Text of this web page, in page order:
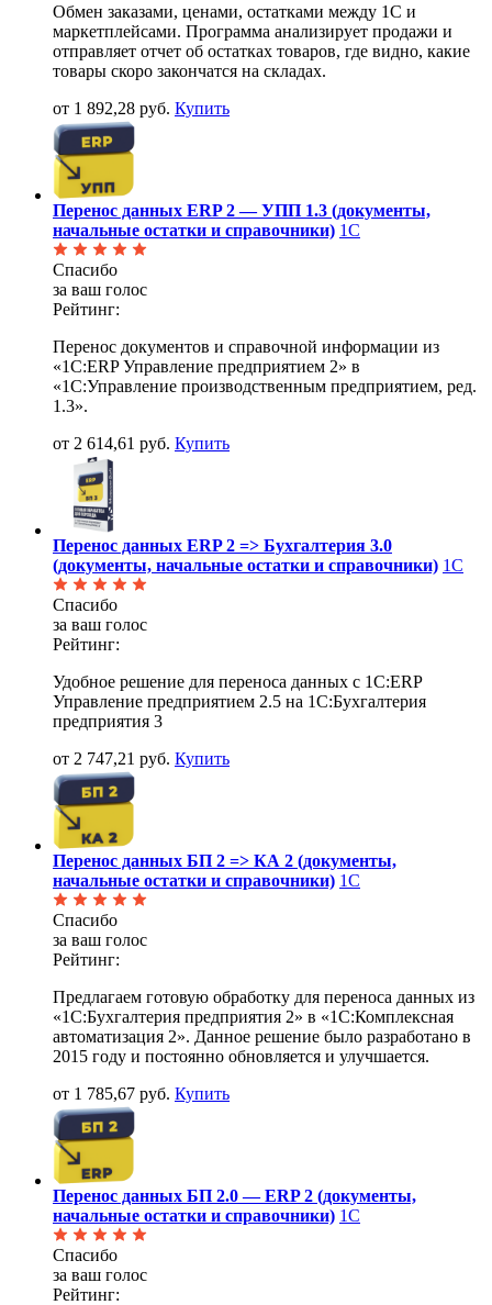
Обмен заказами, ценами, остатками между 1С и
маркетплейсами. Программа анализирует продажи и
отправляет отчет об остатках товаров, где видно, какие
товары скоро закончатся на складах.
от 1 892,28 руб. Купить
Перенос данных ERP 2 — УПП 1.3 (документы,
начальные остатки и справочники) 1С
Спасибо
за ваш голос
Рейтинг:
Перенос документов и справочной информации из
«1С:ERP Управление предприятием 2» в
«1С:Управление производственным предприятием, ред.
1.3».
от 2 614,61 руб. Купить
Перенос данных ERP 2 => Бухгалтерия 3.0
(документы, начальные остатки и справочники) 1С
Спасибо
за ваш голос
Рейтинг:
Удобное решение для переноса данных с 1С:ERP
Управление предприятием 2.5 на 1С:Бухгалтерия
предприятия 3
от 2 747,21 руб. Купить
Перенос данных БП 2 => КА 2 (документы,
начальные остатки и справочники) 1С
Спасибо
за ваш голос
Рейтинг:
Предлагаем готовую обработку для переноса данных из
«1С:Бухгалтерия предприятия 2» в «1С:Комплексная
автоматизация 2». Данное решение было разработано в
2015 году и постоянно обновляется и улучшается.
от 1 785,67 руб. Купить
Перенос данных БП 2.0 — ERP 2 (документы,
начальные остатки и справочники) 1С
Спасибо
за ваш голос
Рейтинг: